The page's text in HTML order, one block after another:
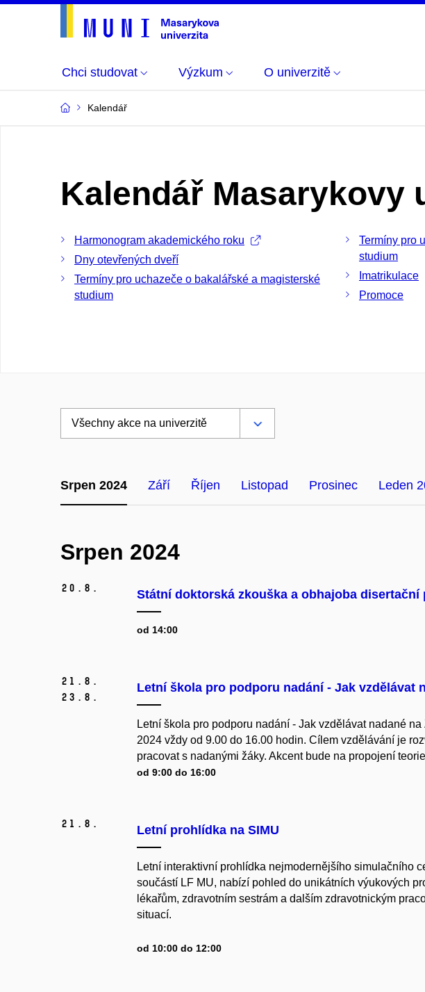
Chci studovat Výzkum O univerzitě
Kalendář
Kalendář Masarykovy
Harmonogram akademického roku
Dny otevřených dveří
Termíny pro uchazeče o bakalářské a magisterské
studium
Termíny pro
studium
Imatrikulace
Promoce
Srpen 2024 Září Říjen Listopad Prosinec Leden
Srpen 2024
20. 8. Státní doktorská zkouška a obhajoba disertační
od 14:00
21. 8.
23. 8.
Letní škola pro podporu nadání - Jak vzdělávat
Letní škola pro podporu nadání - Jak vzdělávat nadané
2024 vždy od 9.00 do 16.00 hodin. Cílem vzdělávání je
pracovat s nadanými žáky. Akcent bude na propojení
od 9:00 do 16:00
21. 8. Letní prohlídka na SIMU
Letní interaktivní prohlídka nejmodernějšího simulačního
součástí LF MU, nabízí pohled do unikátních výukových
lékařům, zdravotním sestrám a dalším zdravotnickým
situací.
od 10:00 do 12:00